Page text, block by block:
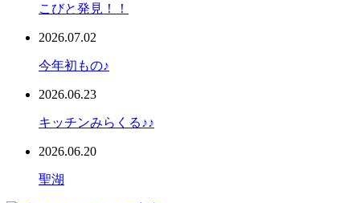
こびと発見！！
2026.07.02
今年初もの♪
2026.06.23
キッチンみらくる♪♪
2026.06.20
聖湖